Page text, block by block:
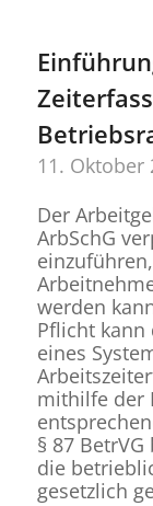
11. Oktober
Der
ArbSchG
werden
Pflicht kann
eines
mithilfe der
§ 87
die
gesetzlich